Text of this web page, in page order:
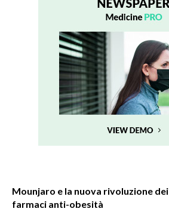
Mounjaro e la nuova rivoluzione dei
farmaci anti-obesità